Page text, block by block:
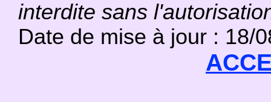
interdite sans
Date de mise à jour : 18/